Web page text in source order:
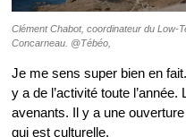
Clément Chabot, coordinateur du Low-
Concarneau. @Tébéo,
Je me sens super bien en
y a de l’activité toute
avenants. Il y a une
qui est culturelle.